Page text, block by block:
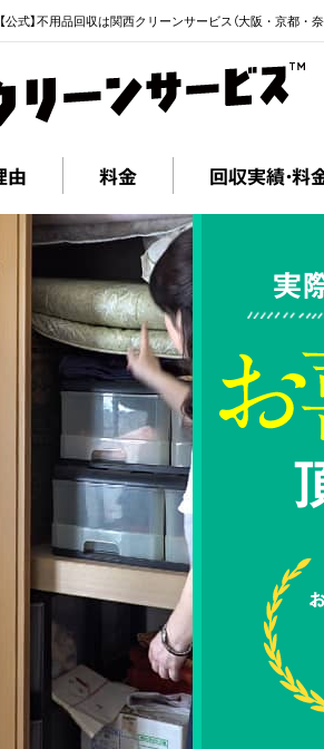
式】不用品回収は関西クリーンサービス（大阪・京都・奈
由 料金 回収実績・料
実